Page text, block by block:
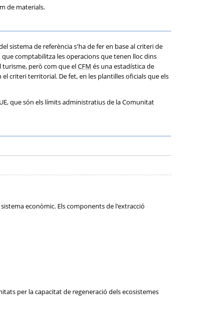
de materials.
sistema de referència s'ha de fer en base al criteri de
comptabilitza les operacions que tenen lloc dins
però com que elCFM és una estadística de
criteri territorial. De fet, en les plantilles oficials que els
que són els límits administratius de la Comunitat
econòmic. Els components de l'extracció
per la capacitat de regeneració dels ecosistemes